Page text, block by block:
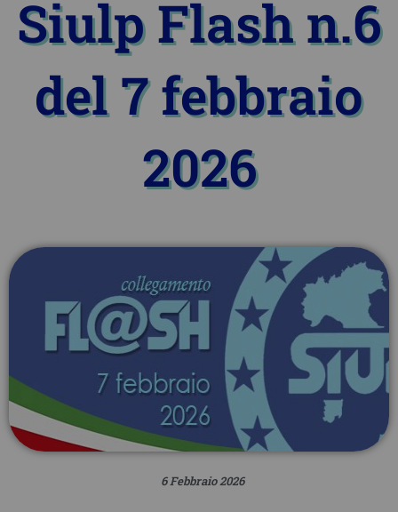
Siulp Flash n.6
del 7 febbraio
2026
6 Febbraio 2026